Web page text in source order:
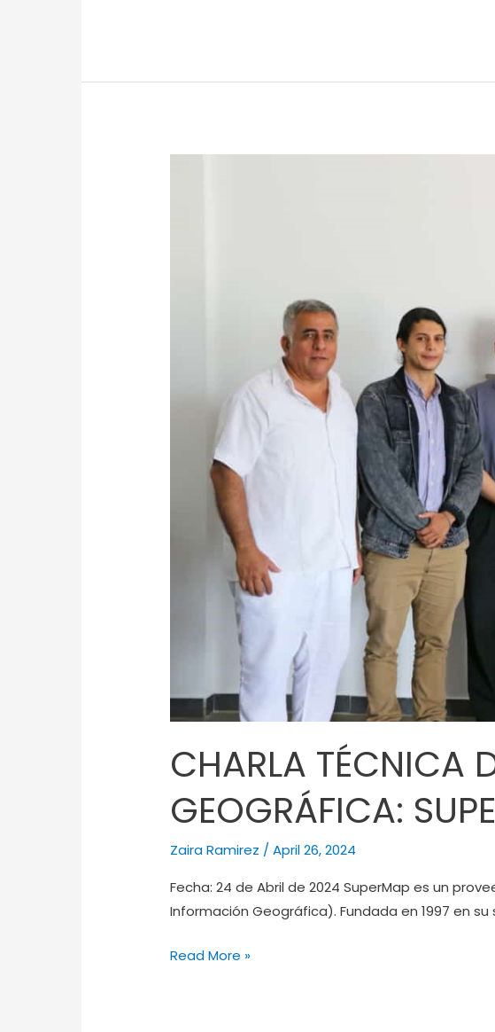
CHARLA TÉCNICA
GEOGRÁFICA:
Zaira Ramirez /April 26, 2024
Fecha: 24 de Abril de 2024 SuperMap es un
Información Geográfica). Fundada en 1997 en
Read More »